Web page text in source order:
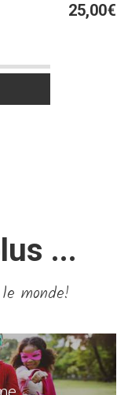
25,00€
...
monde!